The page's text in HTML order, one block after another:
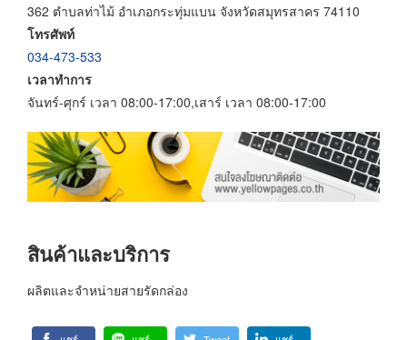
362 ตำบลท่าไม้ อำเภอกระทุ่มแบน จังหวัดสมุทรสาคร 74110
โทรศัพท์
034-473-533
เวลาทำการ
จันทร์-ศุกร์ เวลา 08:00-17:00,เสาร์ เวลา 08:00-17:00
สินค้าและบริการ
ผลิตและจำหน่ายสายรัดกล่อง